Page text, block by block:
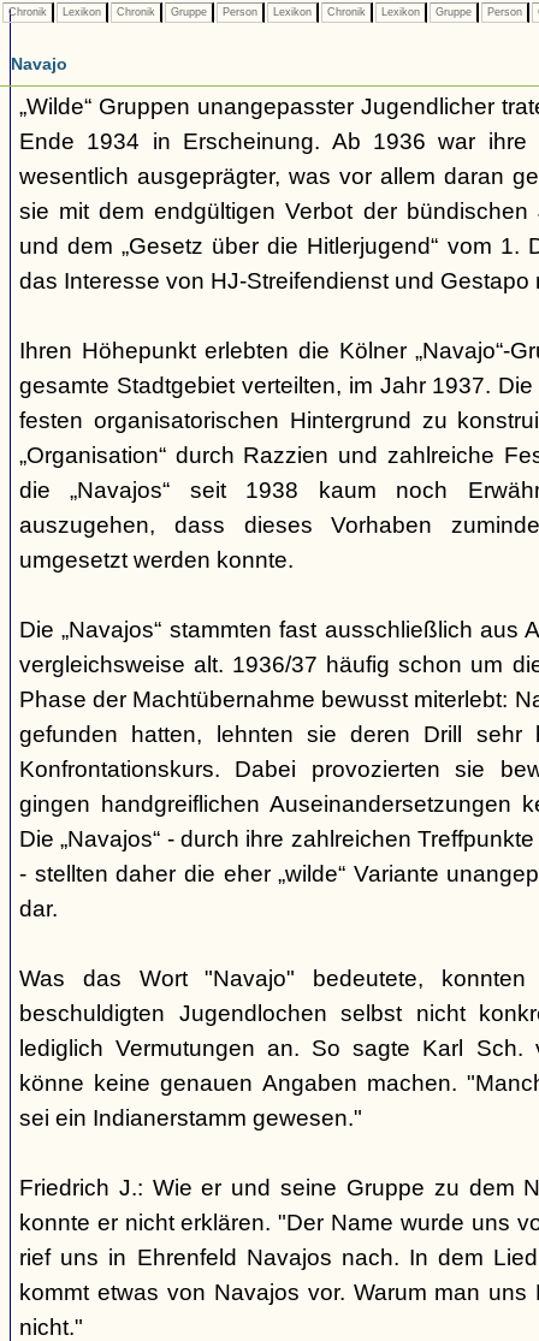
Chronik Lexikon Chronik Gruppe Person Lexikon Chronik Lexikon Gruppe Person
Navajo
„Wilde“ Gruppen unangepasster Jugendlicher
Ende 1934 in Erscheinung. Ab 1936 war ihre
wesentlich ausgeprägter, was vor allem daran
sie mit dem endgültigen Verbot der
und dem „Gesetz über die Hitlerjugend“ vom 1.
das Interesse von HJ-Streifendienst und Gestapo
Ihren Höhepunkt erlebten die Kölner „Navajo“-
gesamte Stadtgebiet verteilten, im Jahr 1937.
festen organisatorischen Hintergrund zu
„Organisation“ durch Razzien und zahlreiche
die „Navajos“ seit 1938 kaum noch
auszugehen, dass dieses Vorhaben
umgesetzt werden konnte.
Die „Navajos“ stammten fast ausschließlich aus
vergleichsweise alt. 1936/37 häufig schon um
Phase der Machtübernahme bewusst miterlebt:
gefunden hatten, lehnten sie deren Drill
Konfrontationskurs. Dabei provozierten sie
gingen handgreiflichen Auseinandersetzungen
Die „Navajos“ - durch ihre zahlreichen
- stellten daher die eher „wilde“ Variante
dar.
Was das Wort "Navajo" bedeutete, konnten
beschuldigten Jugendlochen selbst nicht
lediglich Vermutungen an. So sagte Karl
könne keine genauen Angaben machen.
sei ein Indianerstamm gewesen."
Friedrich J.: Wie er und seine Gruppe zu dem
konnte er nicht erklären. "Der Name wurde uns
rief uns in Ehrenfeld Navajos nach. In dem
kommt etwas von Navajos vor. Warum man
nicht."